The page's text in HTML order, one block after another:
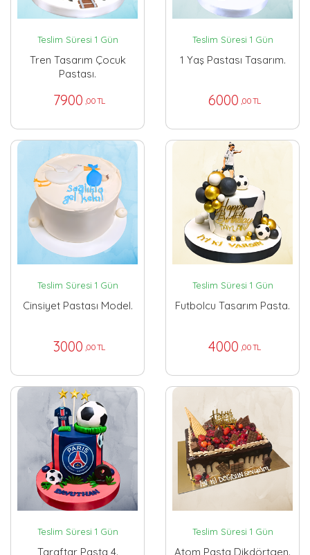
Teslim Süresi 1 Gün
Tren Tasarım Çocuk
Pastası.
7900 ,00 TL
Teslim Süresi 1 Gün
1 Yaş Pastası Tasarım.
6000 ,00 TL
Teslim Süresi 1 Gün
Cinsiyet Pastası Model.
3000 ,00 TL
Teslim Süresi 1 Gün
Futbolcu Tasarım Pasta.
4000 ,00 TL
Teslim Süresi 1 Gün
Taraftar Pasta 4.
Teslim Süresi 1 Gün
Atom Pasta Dikdörtgen.